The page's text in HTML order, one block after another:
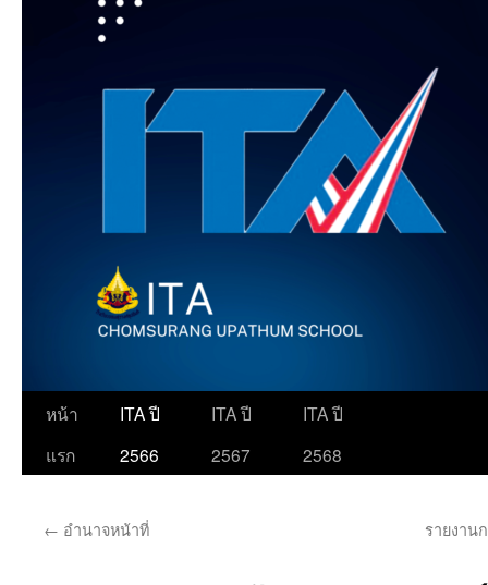
ข้าม
ไป
เนื้อหา
หน้า
แรก
ITA ปี
2566
ITA ปี
2567
ITA ปี
2568
← อำนาจหน้าที่ รายงาน